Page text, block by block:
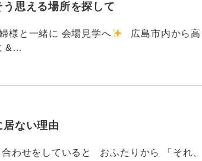
う思える場所を探して
様と一緒に 会場見学へ
広島市内から高
&…
ない理由
わせをしていると おふたりから 「それ、